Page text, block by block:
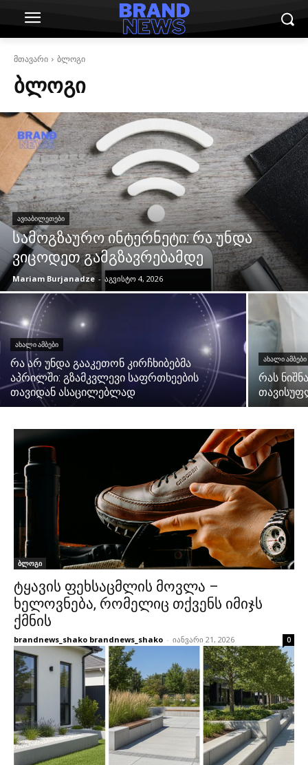
მთავარი ბლოგი
ᲑᲚᲝᲒᲘ
ᲐᲕᲘᲐᲑᲘᲚᲔᲗᲔᲑᲘ
სამოგზაურო ინტერნეტი: რა უნდა
ვიცოდეთ გამგზავრებამდე
Mariam Burjanadze - აგვისტო 4, 2026
ᲐᲮᲐᲚᲘ ᲐᲛᲑᲔᲑᲘ
რა არ უნდა გააკეთონ კირჩხიბებმა
აპრილში: გზამკვლევი საფრთხეების
თავიდან ასაცილებლად
ᲐᲮᲐᲚᲘ ᲐᲛᲑᲔᲑᲘ
რას
ბლოგი
ტყავის ფეხსაცმლის მოვლა –
ხელოვნება, რომელიც თქვენს იმიჯს
ქმნის
brandnews_shako brandnews_shako - იანვარი 21, 2026 0